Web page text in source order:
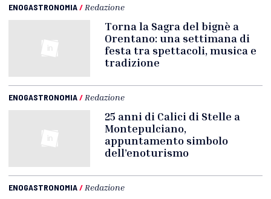
ENOGASTRONOMIA/ Redazione
Torna la Sagra del bignè a
Orentano: una settimana di
festa tra spettacoli, musica e
tradizione
ENOGASTRONOMIA/ Redazione
25 anni di Calici di Stelle a
Montepulciano,
appuntamento simbolo
dell’enoturismo
ENOGASTRONOMIA/ Redazione